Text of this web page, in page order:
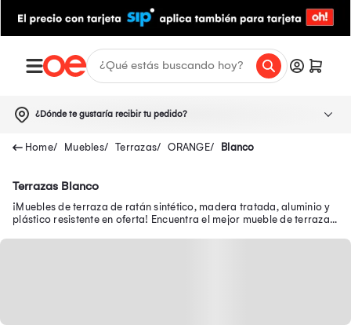
¿Dónde te gustaría recibir tu pedido?
Muebles Terrazas ORANGE Blanco
Terrazas Blanco
¡Muebles de terraza de ratán sintético, madera tratada, aluminio y
plástico resistente en oferta! Encuentra el mejor mueble de terraza